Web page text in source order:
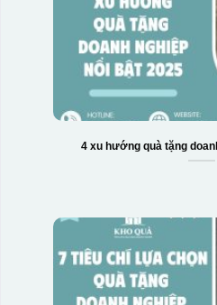
4 xu hướng quà tặng